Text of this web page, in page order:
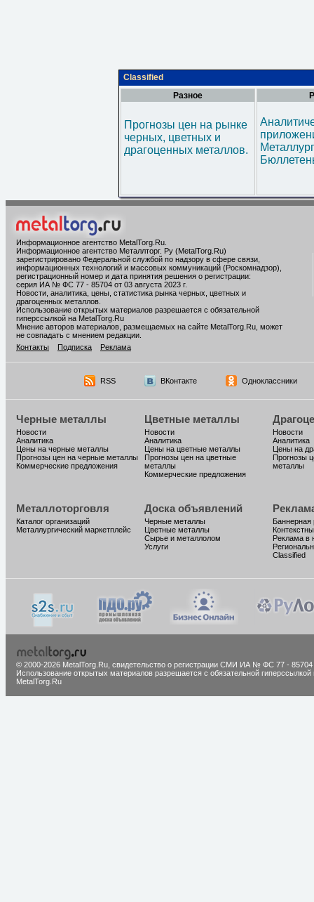
Classified
Разное
Прогнозы цен на рынке
черных, цветных и
драгоценных металлов.
Информационное агентство MetalTorg.Ru
Информационное агентство Металлторг. Ру (MetalTorg.Ru)
зарегистрировано Федеральной службой по надзору в сфере связи,
информационных технологий и массовых коммуникаций (Роскомнадзор),
регистрационный номер и дата принятия решения о регистрации:
серия ИА № ФС 77 - 85704 от 03 августа 2023 г.
Новости, аналитика, цены, статистика рынка черных, цветных и
драгоценных металлов.
Использование открытых материалов разрешается с обязательной
гиперссылкой на MetalTorg.Ru
Мнение авторов материалов, размещаемых на сайте MetalTorg.Ru, может
не совпадать с мнением редакции.
Контакты
Подписка Реклама
RSS ВКонтакте Одноклассники
Черные металлы
Новости
Аналитика
Цены на черные металлы
Прогнозы цен на черные металлы
Коммерческие предложения
Цветные металлы
Новости
Аналитика
Цены на цветные металлы
Прогнозы цен на цветные
металлы
Коммерческие предложения
Новости
Аналитика
Цены на
Прогнозы
металлы
Металлоторговля
Каталог организаций
Металлургический маркетплейс
Доска объявлений
Черные металлы
Цветные металлы
Сырье и металлолом
Услуги
Баннерная
Реклама в
Classified
© 2000-2026 MetalTorg.Ru, cвидетельство о регистрации СМИ ИА № ФС 77 - 85704
Использование открытых материалов разрешается с обязательной гиперссылкой
MetalTorg.Ru